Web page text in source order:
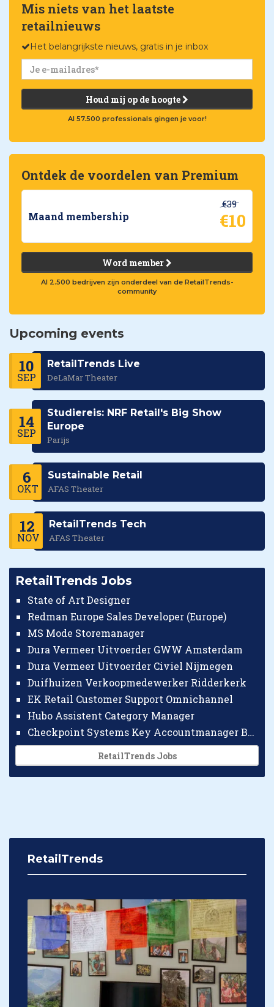
Mis niets van het laatste
retailnieuws
Het belangrijkste nieuws, gratis in je inbox
Houd mij op de hoogte
Al 57.500 professionals gingen je voor!
Ontdek de voordelen van Premium
Maand membership
€39
€10
Word member
Al 2.500 bedrijven zijn onderdeel van de RetailTrends-
community
Upcoming events
10
SEP
RetailTrends Live
DeLaMar Theater
14
SEP
Studiereis: NRF Retail's Big Show
Europe
Parijs
6
OKT
Sustainable Retail
AFAS Theater
12
NOV
RetailTrends Tech
AFAS Theater
RetailTrends Jobs
State of Art Designer
Redman Europe Sales Developer (Europe)
MS Mode Storemanager
Dura Vermeer Uitvoerder GWW Amsterdam
Dura Vermeer Uitvoerder Civiel Nijmegen
Duifhuizen Verkoopmedewerker Ridderkerk
EK Retail Customer Support Omnichannel
Hubo Assistent Category Manager
Checkpoint Systems Key Accountmanager Benelux
RetailTrends Jobs
RetailTrends